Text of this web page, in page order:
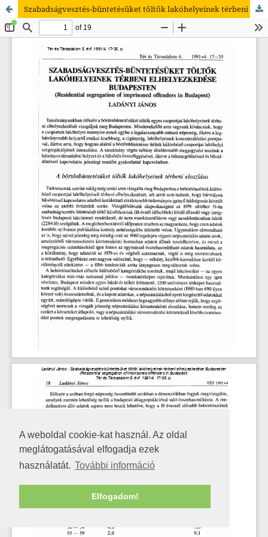
A weboldal cookie-kat használ. Az oldal
meglátogatásával elfogadja ezek
használatát. További információ
Elfogadom!
Szabadságvesztés-büntetésüket töltők lakóhelyeinek térbeni elhelyezkedése Budapesten